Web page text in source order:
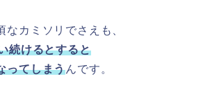
なカミソリでさえも、
続けるとすると
ってしまうんです。